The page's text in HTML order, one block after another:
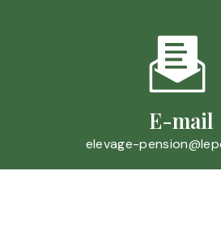
E-mail
elevage-